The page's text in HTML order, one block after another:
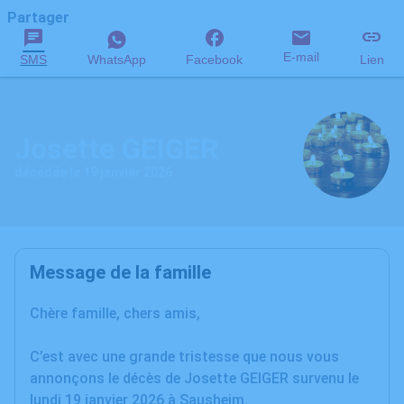
Partager
SMS WhatsApp Facebook E-mail Lien
Message de la famille
Chère famille, chers amis,
C’est avec une grande tristesse que nous vous
annonçons le décès de Josette GEIGER survenu le
lundi 19 janvier 2026 à Sausheim.